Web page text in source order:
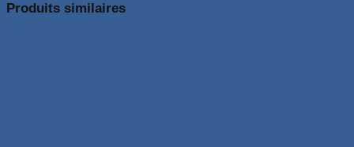
Produits similaires